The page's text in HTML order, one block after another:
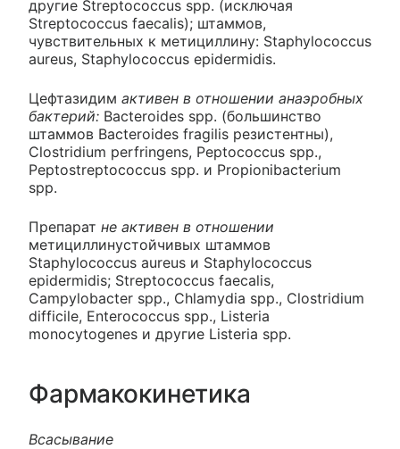
другие Streptococcus spp. (исключая
Streptococcus faecalis); штаммов,
чувствительных к метициллину: Staphylococcus
aureus, Staphylococcus epidermidis.
Цефтазидим активен в отношении анаэробных
бактерий: Bacteroides spp. (большинство
штаммов Bacteroides fragilis резистентны),
Clostridium perfringens, Peptococcus spp.,
Peptostreptococcus spp. и Propionibacterium
spp.
Препарат не активен в отношении
метициллинустойчивых штаммов
Staphylococcus aureus и Staphylococcus
epidermidis; Streptococcus faecalis,
Campylobacter spp., Chlamydia spp., Clostridium
difficile, Enterococcus spp., Listeria
monocytogenes и другие Listeria spp.
Фармакокинетика
Всасывание